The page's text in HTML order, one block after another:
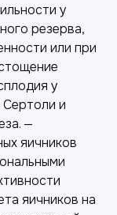
у
резерва,
или при
у
и
—
яичников
яичников на